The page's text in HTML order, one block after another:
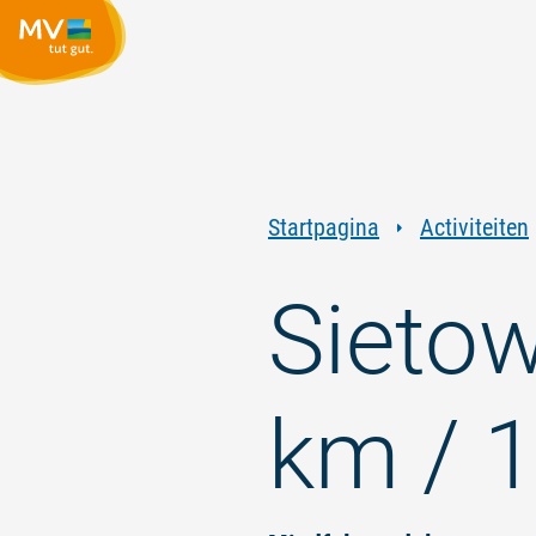
Startpagina Activiteiten
km /